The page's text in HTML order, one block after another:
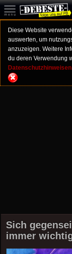
Diese Website
auswerten, um
anzuzeigen. Weitere
du deren Verwendung
Sich
immer